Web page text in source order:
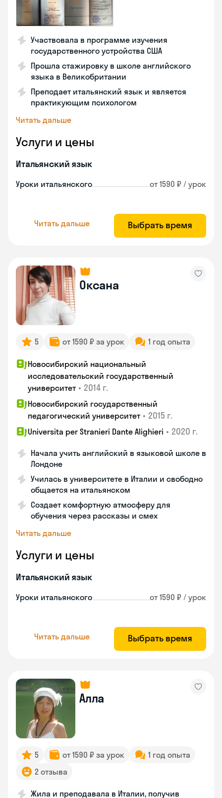
Участвовала в программе изучения
государственного устройства США
Прошла стажировку в школе английского
языка в Великобритании
Преподает итальянский язык и является
практикующим психологом
Читать дальше
Услуги и цены
Итальянский язык
Уроки итальянского от 1590 ₽ / урок
Читать дальше Выбрать время
Оксана
5 от 1590 ₽ за урок 1 год опыта
Новосибирский национальный
исследовательский государственный
университет • 2014 г.
Новосибирский государственный
педагогический университет • 2015 г.
Universita per Stranieri Dante Alighieri • 2020 г.
Начала учить английский в языковой школе в
Лондоне
Училась в университете в Италии и свободно
общается на итальянском
Создает комфортную атмосферу для
обучения через рассказы и смех
Читать дальше
Услуги и цены
Итальянский язык
Уроки итальянского от 1590 ₽ / урок
Читать дальше Выбрать время
Алла
5 от 1590 ₽ за урок
1 год опыта
2 отзыва
Жила и преподавала в Италии, получив